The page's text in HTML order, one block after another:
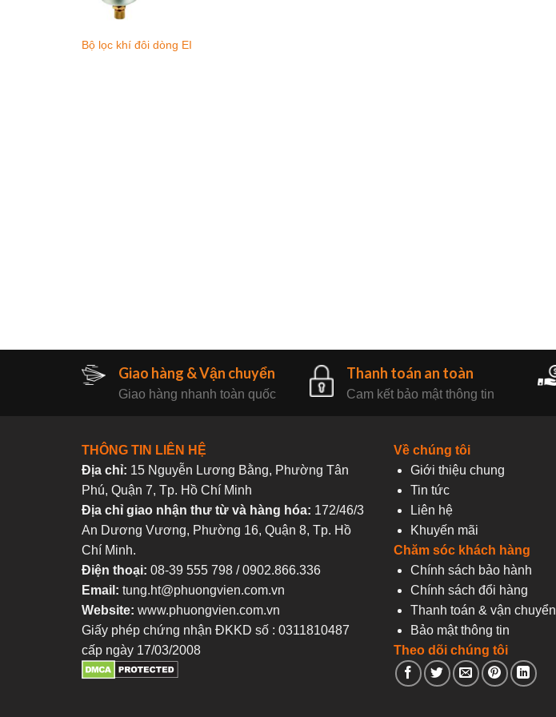
Bộ lọc khí đôi dòng EI
Giao hàng & Vận chuyển
Giao hàng nhanh toàn quốc
Thanh toán an toàn
Cam kết bảo mật thông tin
THÔNG TIN LIÊN HỆ
Địa chỉ: 15 Nguyễn Lương Bằng, Phường Tân
Phú, Quận 7, Tp. Hồ Chí Minh
Địa chỉ giao nhận thư từ và hàng hóa: 172/46/3
An Dương Vương, Phường 16, Quận 8, Tp. Hồ
Chí Minh.
Điện thoại: 08-39 555 798 / 0902.866.336
Email: tung.ht@phuongvien.com.vn
Website: www.phuongvien.com.vn
Giấy phép chứng nhận ĐKKD số : 0311810487
cấp ngày 17/03/2008
Về chúng tôi
Giới thiệu chung
Tin tức
Liên hệ
Khuyến mãi
Chăm sóc khách hàng
Chính sách bảo hành
Chính sách đổi hàng
Thanh toán & vận chuyển
Bảo mật thông tin
Theo dõi chúng tôi